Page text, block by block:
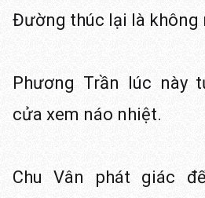
Đường thúc lại là không
Phương Trần lúc này
cửa xem náo nhiệt.
Chu Vân phát giác